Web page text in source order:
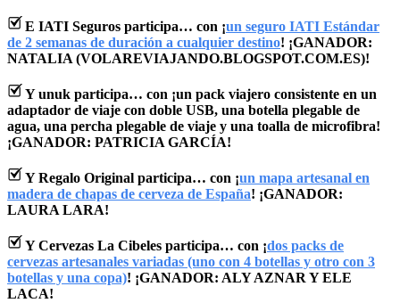
E IATI Seguros participa… con ¡un seguro IATI Estándar
de 2 semanas de duración a cualquier destino! ¡GANADOR:
NATALIA (VOLAREVIAJANDO.BLOGSPOT.COM.ES)!
Y unuk participa… con ¡un pack viajero consistente en un
adaptador de viaje con doble USB, una botella plegable de
agua, una percha plegable de viaje y una toalla de microfibra!
¡GANADOR: PATRICIA GARCÍA!
Y Regalo Original participa… con ¡un mapa artesanal en
madera de chapas de cerveza de España! ¡GANADOR:
LAURA LARA!
Y Cervezas La Cibeles participa… con ¡dos packs de
cervezas artesanales variadas (uno con 4 botellas y otro con 3
botellas y una copa)! ¡GANADOR: ALY AZNAR Y ELE
LACA!